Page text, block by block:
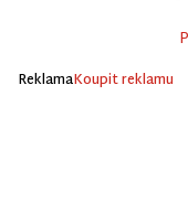
ReklamaKoupit reklamu